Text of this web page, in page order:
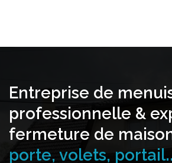
Entreprise de
professionnelle &
fermeture de
porte, volets,